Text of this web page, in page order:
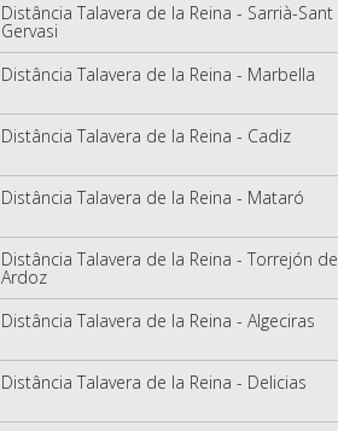
Distância Talavera de la Reina - Sarrià-Sant
Gervasi
Distância Talavera de la Reina - Marbella
Distância Talavera de la Reina - Cadiz
Distância Talavera de la Reina - Mataró
Distância Talavera de la Reina - Torrejón de
Ardoz
Distância Talavera de la Reina - Algeciras
Distância Talavera de la Reina - Delicias